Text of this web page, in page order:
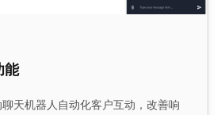
能
天机器人自动化客户互动，改善响